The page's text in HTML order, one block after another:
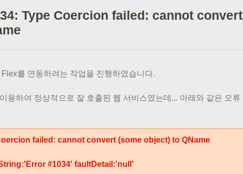
Type Coercion failed: cannot convert
를 연동하려는 작업을 진행하였습니다.
용하여 정상적으로 잘 호출된 웹 서비스였는데... 아래와 같은 오류
failed: cannot convert (some object) to QName
#1034' faultDetail:'null'